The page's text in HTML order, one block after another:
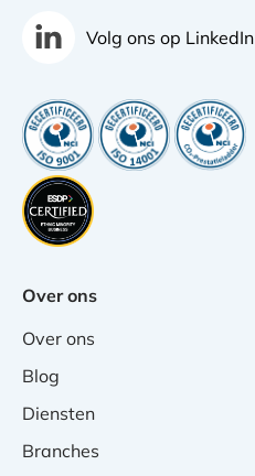
Volg ons op LinkedIn
Over ons
Over ons
Blog
Diensten
Branches